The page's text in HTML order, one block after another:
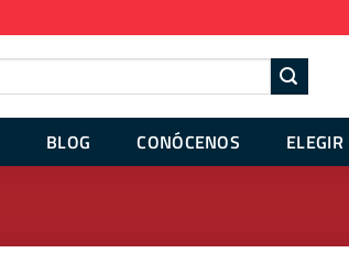
BLOG CONÓCENOS